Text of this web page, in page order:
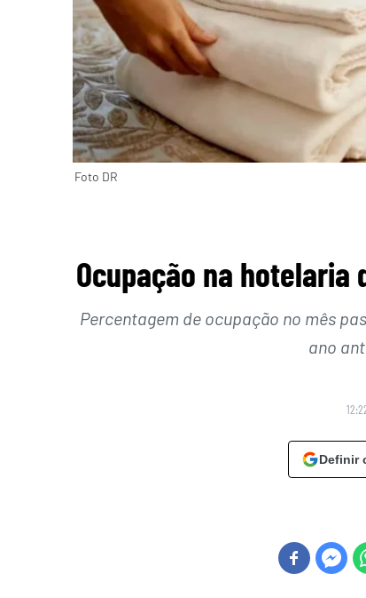
Foto DR
Ocupação na hotelaria
Percentagem de ocupação no mês
ano
Definir